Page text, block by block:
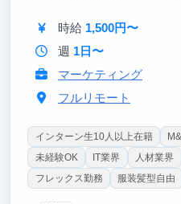
高倍率を突破したトップ
けで視座が高まる刺激を
のトップ企業へ内定してい
時給 1,500円〜
週 1日〜
マーケティング
フルリモート
インターン生10人以上在籍
未経験OK
IT業界 人材業界
フレックス勤務
服装髪型自由